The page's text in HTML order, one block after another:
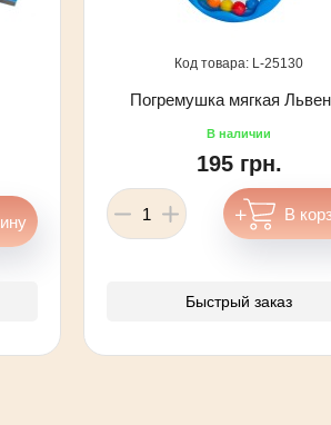
25130
Погремушка мягкая
195 грн.
Быстрый заказ